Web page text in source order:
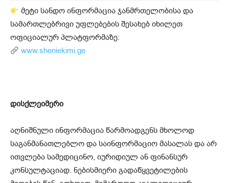
მეტი სანდო ინფორმაცია ჯანმრთელობისა და
სამართლებრივი უფლებების შესახებ იხილეთ
ოფიციალურ პლატფორმაზე:
www.sheniekimi.ge
დისქლეიმერი
აღნიშნული ინფორმაცია წარმოადგენს მხოლოდ
საგანმანათლებლო და საინფორმაციო მასალას და არ
ითვლება სამედიცინო, იურიდიულ ან ფინანსურ
კონსულტაციად. ნებისმიერი გადაწყვეტილების